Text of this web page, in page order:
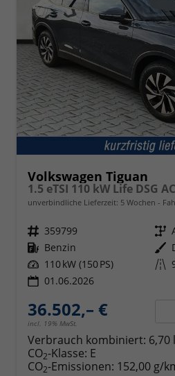
Volkswagen Tiguan
unverbindliche Lieferzeit: 5 Wochen
Fahrzeugnr. 359799 Getriebe
Kraftstoff Benzin Außenfarbe
Leistung 110 kW (150 PS) Kilometerstand
01.06.2026
36.502,– €
incl. 19% MwSt.
Verbrauch kombiniert: 6,70
CO2-Klasse: E
CO2-Emissionen: 152,00 g/